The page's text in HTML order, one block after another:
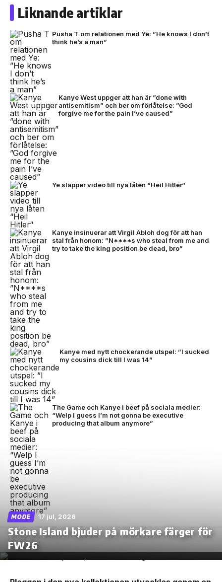
Liknande artiklar
Pusha T om relationen med Ye: ”He knows I don’t
think he’s a man”
Kanye West uppger att han är ”done with
antisemitism” och ber om förlåtelse: ”God
forgive me for the pain I’ve caused”
Ye släpper video till nya låten “Heil Hitler“
Kanye insinuerar att Virgil Abloh dog för att han
stal från honom: ”N****s who steal from me and
try to take the king position be dead, bro”
Kanye med nytt chockerande utspel: ”I sucked
my cousins dick till I was 14”
The Game och Kanye i beef på sociala medier:
“Welp I guess I’m not gonna be executive
producing that album anymore”
MODE 17 jul, 2026
Stone Island bjuder på mörkare färger för
FW26